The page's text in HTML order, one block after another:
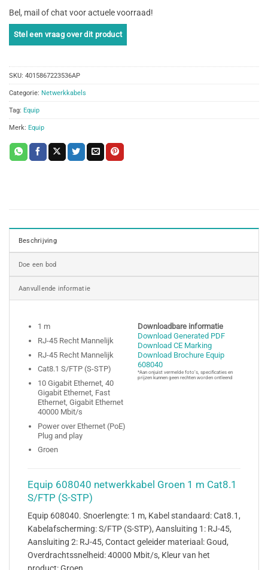
Bel, mail of chat voor actuele voorraad!
SKU: 4015867223536AP
Categorie: Netwerkkabels
Tag: Equip
Merk: Equip
Beschrijving
Doe een bod
Aanvullende informatie
1 m
RJ-45 Recht Mannelijk
RJ-45 Recht Mannelijk
Cat8.1 S/FTP (S-STP)
10 Gigabit Ethernet, 40
Gigabit Ethernet, Fast
Ethernet, Gigabit Ethernet
40000 Mbit/s
Power over Ethernet (PoE)
Plug and play
Groen
Downloadbare informatie
Download Generated PDF
Download CE Marking
Download Brochure Equip
608040
*Aan onjuist vermelde foto’s, specificaties en
prijzen kunnen geen rechten worden ontleend
Equip 608040 netwerkkabel Groen 1 m Cat8.1
S/FTP (S-STP)
Equip 608040. Snoerlengte: 1 m, Kabel standaard: Cat8.1,
Kabelafscherming: S/FTP (S-STP), Aansluiting 1: RJ-45,
Aansluiting 2: RJ-45, Contact geleider materiaal: Goud,
Overdrachtssnelheid: 40000 Mbit/s, Kleur van het